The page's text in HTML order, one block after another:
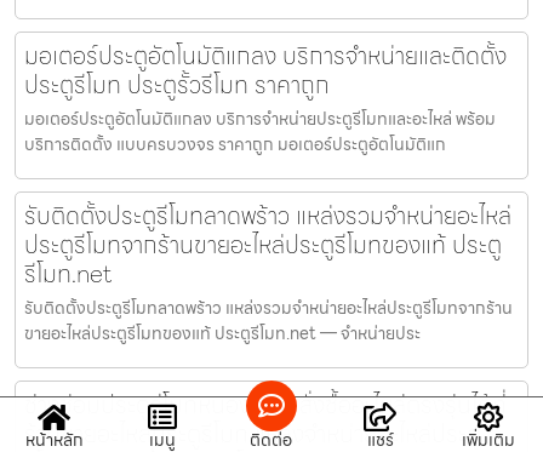
มอเตอร์ประตูอัตโนมัติแกลง บริการจำหน่ายและติดตั้ง
ประตูรีโมท ประตูรั้วรีโมท ราคาถูก
มอเตอร์ประตูอัตโนมัติแกลง บริการจำหน่ายประตูรีโมทและอะไหล่ พร้อม
บริการติดตั้ง แบบครบวงจร ราคาถูก มอเตอร์ประตูอัตโนมัติแก
รับติดตั้งประตูรีโมทลาดพร้าว แหล่งรวมจำหน่ายอะไหล่
ประตูรีโมทจากร้านขายอะไหล่ประตูรีโมทของแท้ ประตู
รีโมท.net
รับติดตั้งประตูรีโมทลาดพร้าว แหล่งรวมจำหน่ายอะไหล่ประตูรีโมทจากร้าน
ขายอะไหล่ประตูรีโมทของแท้ ประตูรีโมท.net — จำหน่ายประ
ช่างซ่อมประตูรีโมทหนองใหญ่ สั่งซื้ออะไหล่ตรงรุ่นได้ที่
ร้านขายอะไหล่ประตูรีโมท แหล่งจำหน่ายอะไหล่ประตู
หน้าหลัก เมนู ติดต่อ แชร์ เพิ่มเติม